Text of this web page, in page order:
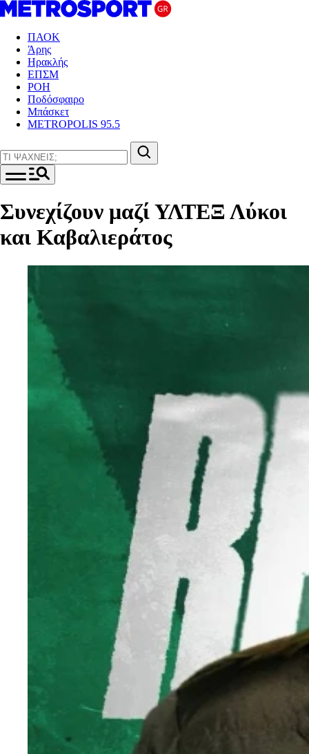
ΠΑΟΚ
Άρης
Ηρακλής
ΕΠΣΜ
ΡΟΗ
Ποδόσφαιρο
Μπάσκετ
METROPOLIS 95.5
Συνεχίζουν μαζί ΥΛΤΕΞ Λύκοι
και Καβαλιεράτος